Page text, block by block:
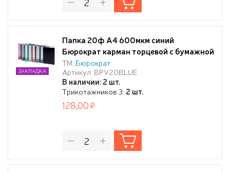
Папка 20ф A4 600мкм синий
Бюрократ карман торцевой с бумажной
вставкой
ТМ: Бюрократ
Артикул: BPV20BLUE
В наличии: 2 шт.
Трикотажников 3: 2 шт.
ЗАКЛАДКА
128,00